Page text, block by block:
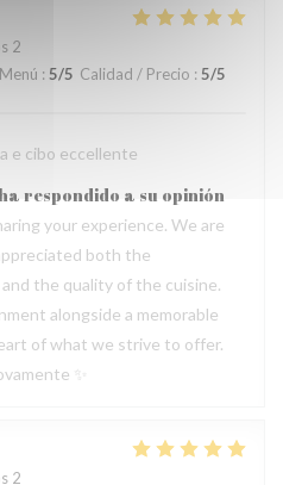
2
Menú : 5/5 Calidad / Precio : 5/5
e cibo eccellente
respondido a su opinión
your experience. We are
both the
the quality of the cuisine.
alongside a memorable
of what we strive to offer.
✨
2